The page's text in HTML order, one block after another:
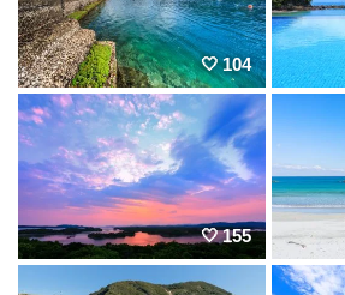
104
155